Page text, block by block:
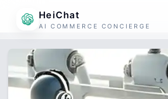
HeiChat
AI COMMERCE CONCIERGE